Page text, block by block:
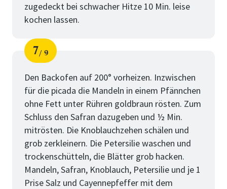
zugedeckt bei schwacher Hitze 10 Min. leise
kochen lassen.
Schritt
7
von
9
Den Backofen auf 200° vorheizen. Inzwischen
für die picada die Mandeln in einem Pfännchen
ohne Fett unter Rühren goldbraun rösten. Zum
Schluss den Safran dazugeben und ½ Min.
mitrösten. Die Knoblauchzehen schälen und
grob zerkleinern. Die Petersilie waschen und
trockenschütteln, die Blätter grob hacken.
Mandeln, Safran, Knoblauch, Petersilie und je 1
Prise Salz und Cayennepfeffer mit dem